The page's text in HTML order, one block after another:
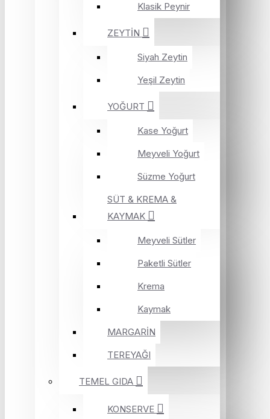
Klasik Peynir
ZEYTİN
Siyah Zeytin
Yeşil Zeytin
YOĞURT
Kase Yoğurt
Meyveli Yoğurt
Süzme Yoğurt
SÜT & KREMA &
KAYMAK
Meyveli Sütler
Paketli Sütler
Krema
Kaymak
MARGARİN
TEREYAĞI
TEMEL GIDA
KONSERVE